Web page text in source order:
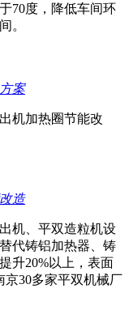
70度，降低车间环
。
案
机加热圈节能改
造
机、平双造粒机设
代铸铝加热器、铸
升20%以上，表面
京30多家平双机械厂